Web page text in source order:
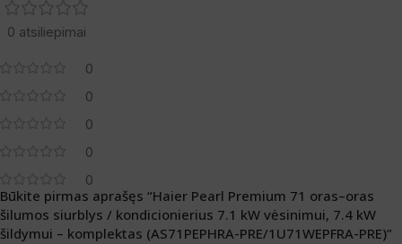
0 atsiliepimai
0
0
0
0
0
Būkite pirmas aprašęs “Haier Pearl Premium 71 oras–oras
šilumos siurblys / kondicionierius 7.1 kW vėsinimui, 7.4 kW
šildymui – komplektas (AS71PEPHRA-PRE/1U71WEPFRA-PRE)”